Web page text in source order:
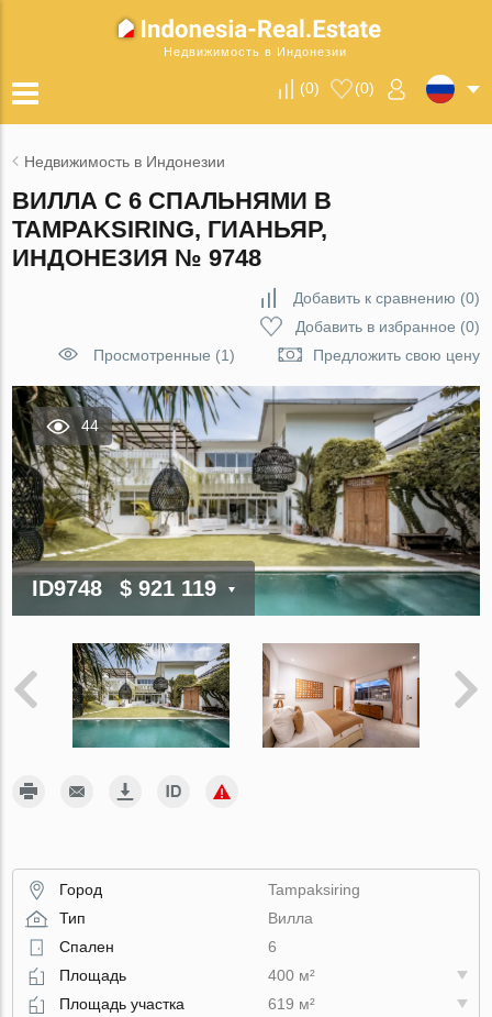
Недвижимость в Индонезии
(0) (0)
Недвижимость в Индонезии
ВИЛЛА С 6 СПАЛЬНЯМИ В
TAMPAKSIRING, ГИАНЬЯР,
ИНДОНЕЗИЯ № 9748
Добавить к сравнению (0)
Добавить в избранное (0)
Просмотренные (1)
Предложить свою цену
44
ID9748 $ 921 119
Город
Tampaksiring
Тип
Вилла
Спален
6
Площадь
400 м²
Площадь участка
619 м²